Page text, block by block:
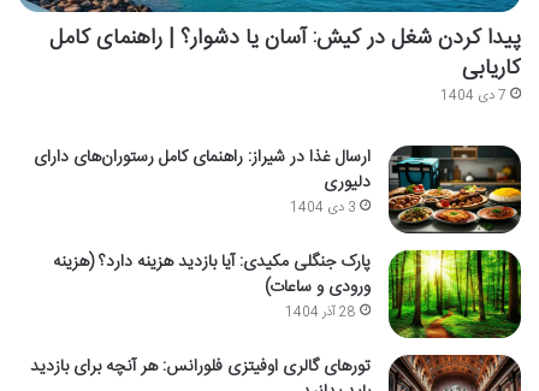
پیدا کردن شغل در کیش: آسان یا دشوار؟ | راهنمای کامل
کاریابی
7 دی 1404
ارسال غذا در شیراز: راهنمای کامل رستوران‌های دارای
دلیوری
3 دی 1404
پارک جنگلی مکیدی: آیا بازدید هزینه دارد؟ (هزینه
ورودی و ساعات)
28 آذر 1404
تورهای گالری اوفیتزی فلورانس: هر آنچه برای بازدید